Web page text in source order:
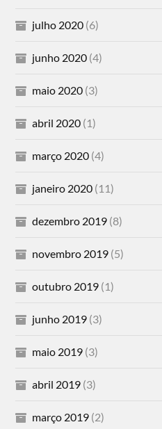
julho 2020 (6)
junho 2020 (4)
maio 2020 (3)
abril 2020 (1)
março 2020 (4)
janeiro 2020 (11)
dezembro 2019 (8)
novembro 2019 (5)
outubro 2019 (1)
junho 2019 (3)
maio 2019 (3)
abril 2019 (3)
março 2019 (2)